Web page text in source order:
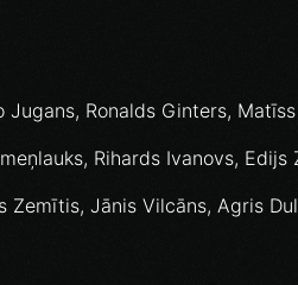
Ronalds Ginters,
Rihards Ivanovs,
Zemītis, Jānis Vilcāns, Agris